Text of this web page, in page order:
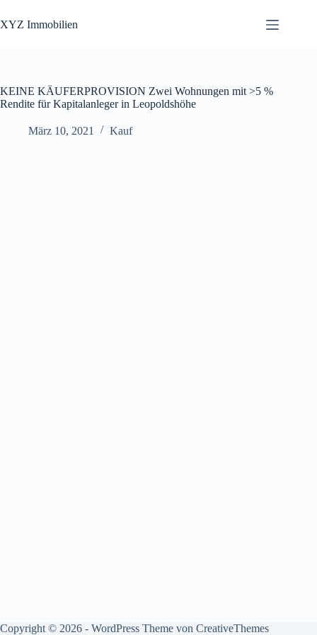
Inhalt
springen
XYZ Immobilien
KEINE KÄUFERPROVISION Zwei Wohnungen mit >5 %
Rendite für Kapitalanleger in Leopoldshöhe
März 10, 2021 Kauf
Copyright © 2026 - WordPress Theme von CreativeThemes